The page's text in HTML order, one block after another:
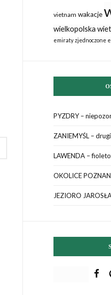
vietnam wakacje
wielkopolska
emiraty zjednoczone
PYZDRY –
ZANIEMYŚL –
LAWENDA –
OKOLICE
JEZIORO